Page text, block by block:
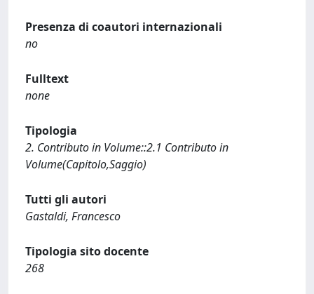
Presenza di coautori internazionali
no
Fulltext
none
Tipologia
2. Contributo in Volume::2.1 Contributo in
Volume(Capitolo,Saggio)
Tutti gli autori
Gastaldi, Francesco
Tipologia sito docente
268